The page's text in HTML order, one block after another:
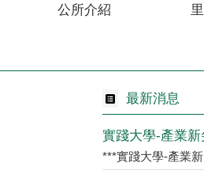
公所介紹
最新消息
實踐大學-產業
***實踐大學-產業